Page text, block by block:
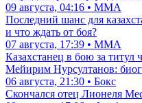
09 августа, 04:16 • ММА
Последний шанс для
и что ждать от боя?
07 августа, 17:39 • ММА
Казахстанец в бою за титул
Мейирим Нурсултанов:
06 августа, 21:30 • Бокс
Скончался отец Лионеля